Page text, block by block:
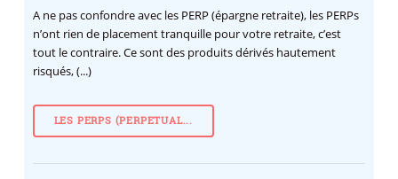
A ne pas confondre avec les PERP (épargne retraite), les PERPs
n’ont rien de placement tranquille pour votre retraite, c’est
tout le contraire. Ce sont des produits dérivés hautement
risqués, (...)
LES PERPS (PERPETUAL...